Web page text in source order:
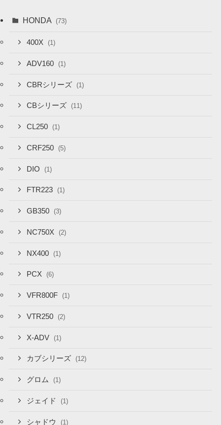
HONDA (73)
400X (1)
ADV160 (1)
CBRシリーズ (1)
CBシリーズ (11)
CL250 (1)
CRF250 (5)
DIO (1)
FTR223 (1)
GB350 (3)
NC750X (2)
NX400 (1)
PCX (6)
VFR800F (1)
VTR250 (2)
X-ADV (1)
カブシリーズ (12)
グロム (1)
ジェイド (1)
シャドウ (1)